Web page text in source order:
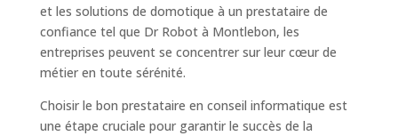
et les solutions de domotique à un prestataire de
confiance tel que Dr Robot à Montlebon, les
entreprises peuvent se concentrer sur leur cœur de
métier en toute sérénité.
Choisir le bon prestataire en conseil informatique est
une étape cruciale pour garantir le succès de la